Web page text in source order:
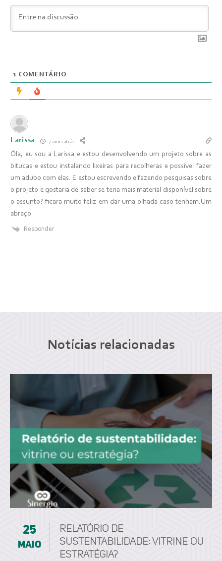
1 COMENTÁRIO
Larissa 7 anos atrás
Óla, eu sou a Larissa e estou desenvolvendo um projeto sobre as
bitucas e estou instalando lixeiras para recolheras e possível fazer
um adubo com elas. E estou escrevendo e fazendo pesquisas sobre
o projeto e gostaria de saber se teria mais material disponível sobre
o assunto? ficara muito feliz em dar uma olhada caso tenham.Um
abraço.
Responder
Notícias relacionadas
25
maio
Relatório de
sustentabilidade: vitrine ou
estratégia?